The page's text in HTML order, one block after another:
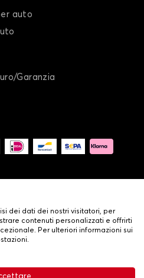
auto
Garanzia
•
dei dati dei nostri visitatori, per
contenuti personalizzati e offrirti
Per ulteriori informazioni sui